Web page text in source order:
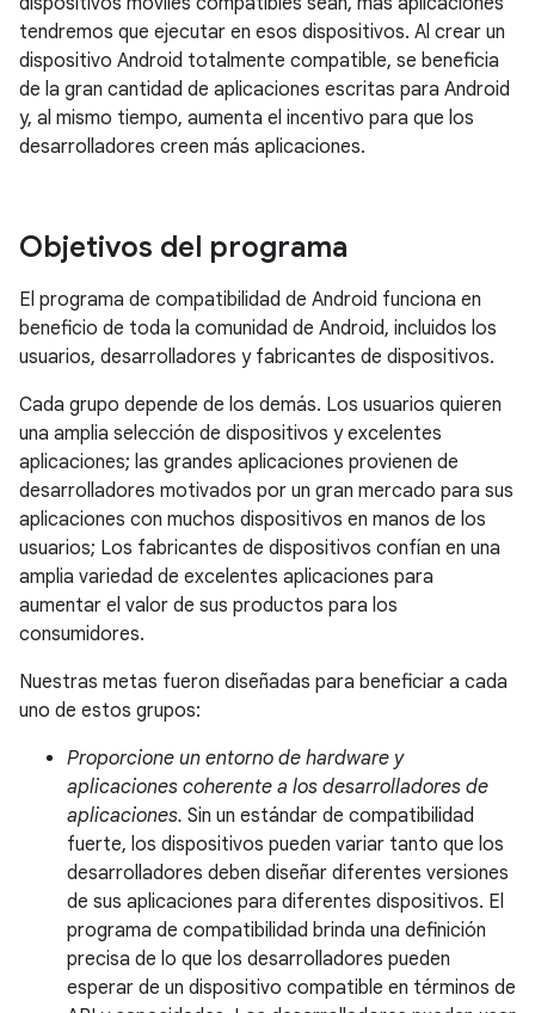
tendremos que ejecutar en esos dispositivos. Al crear un
dispositivo Android totalmente compatible, se beneficia
de la gran cantidad de aplicaciones escritas para Android
y, al mismo tiempo, aumenta el incentivo para que los
desarrolladores creen más aplicaciones.
Objetivos del programa
El programa de compatibilidad de Android funciona en
beneficio de toda la comunidad de Android, incluidos los
usuarios, desarrolladores y fabricantes de dispositivos.
Cada grupo depende de los demás. Los usuarios quieren
una amplia selección de dispositivos y excelentes
aplicaciones; las grandes aplicaciones provienen de
desarrolladores motivados por un gran mercado para sus
aplicaciones con muchos dispositivos en manos de los
usuarios; Los fabricantes de dispositivos confían en una
amplia variedad de excelentes aplicaciones para
aumentar el valor de sus productos para los
consumidores.
Nuestras metas fueron diseñadas para beneficiar a cada
uno de estos grupos:
Proporcione un entorno de hardware y
aplicaciones coherente a los desarrolladores de
aplicaciones. Sin un estándar de compatibilidad
fuerte, los dispositivos pueden variar tanto que los
desarrolladores deben diseñar diferentes versiones
de sus aplicaciones para diferentes dispositivos. El
programa de compatibilidad brinda una definición
precisa de lo que los desarrolladores pueden
esperar de un dispositivo compatible en términos de